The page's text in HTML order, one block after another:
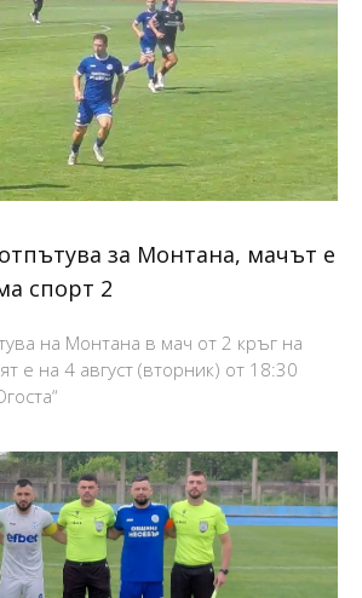
за Монтана, мачът е
спорт 2
на Монтана в мач от 2 кръг на
е на 4 август (вторник) от 18:30